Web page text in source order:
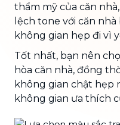
thẩm mỹ của căn
lệch tone với căn
không gian hẹp đi vì
Tốt nhất, bạn nên
hòa căn nhà, đồng
không gian chật hẹp
không gian ưa thích